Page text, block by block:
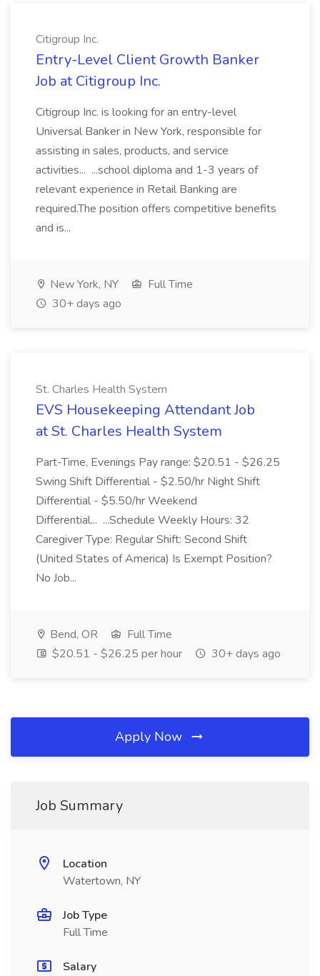
Citigroup Inc.
Entry-Level Client Growth Banker
Job at Citigroup Inc.
Citigroup Inc. is looking for an entry-level
Universal Banker in New York, responsible for
assisting in sales, products, and service
activities... ...school diploma and 1-3 years of
relevant experience in Retail Banking are
required.The position offers competitive benefits
and is...
New York, NY
Full Time
30+ days ago
St. Charles Health System
EVS Housekeeping Attendant Job
at St. Charles Health System
Part-Time, Evenings Pay range: $20.51 - $26.25
Swing Shift Differential - $2.50/hr Night Shift
Differential - $5.50/hr Weekend
Differential... ...Schedule Weekly Hours: 32
Caregiver Type: Regular Shift: Second Shift
(United States of America) Is Exempt Position?
No Job...
Bend, OR
Full Time
$20.51 - $26.25 per hour
30+ days ago
Apply Now
Job Summary
Location
Watertown, NY
Job Type
Full Time
Salary